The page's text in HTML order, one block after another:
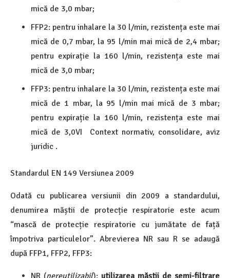
mică de 3,0 mbar;
FFP2: pentru inhalare la 30 l/min, rezistența este mai
mică de 0,7 mbar, la 95 l/min mai mică de 2,4 mbar;
pentru expirație la 160 l/min, rezistența este mai
mică de 3,0 mbar;
FFP3: pentru inhalare la 30 l/min, rezistența este mai
mică de 1 mbar, la 95 l/min mai mică de 3 mbar;
pentru expirație la 160 l/min, rezistența este mai
mică de 3,0VI Context normativ, consolidare, aviz
juridic .
Standardul EN 149 Versiunea 2009
Odată cu publicarea versiunii din 2009 a standardului,
denumirea măștii de protecție respiratorie este acum
“mască de protecție respiratorie cu jumătate de față
împotriva particulelor”. Abrevierea NR sau R se adaugă
după FFP1, FFP2, FFP3:
NR (nereutilizabil): utilizarea măștii de semi-filtrare